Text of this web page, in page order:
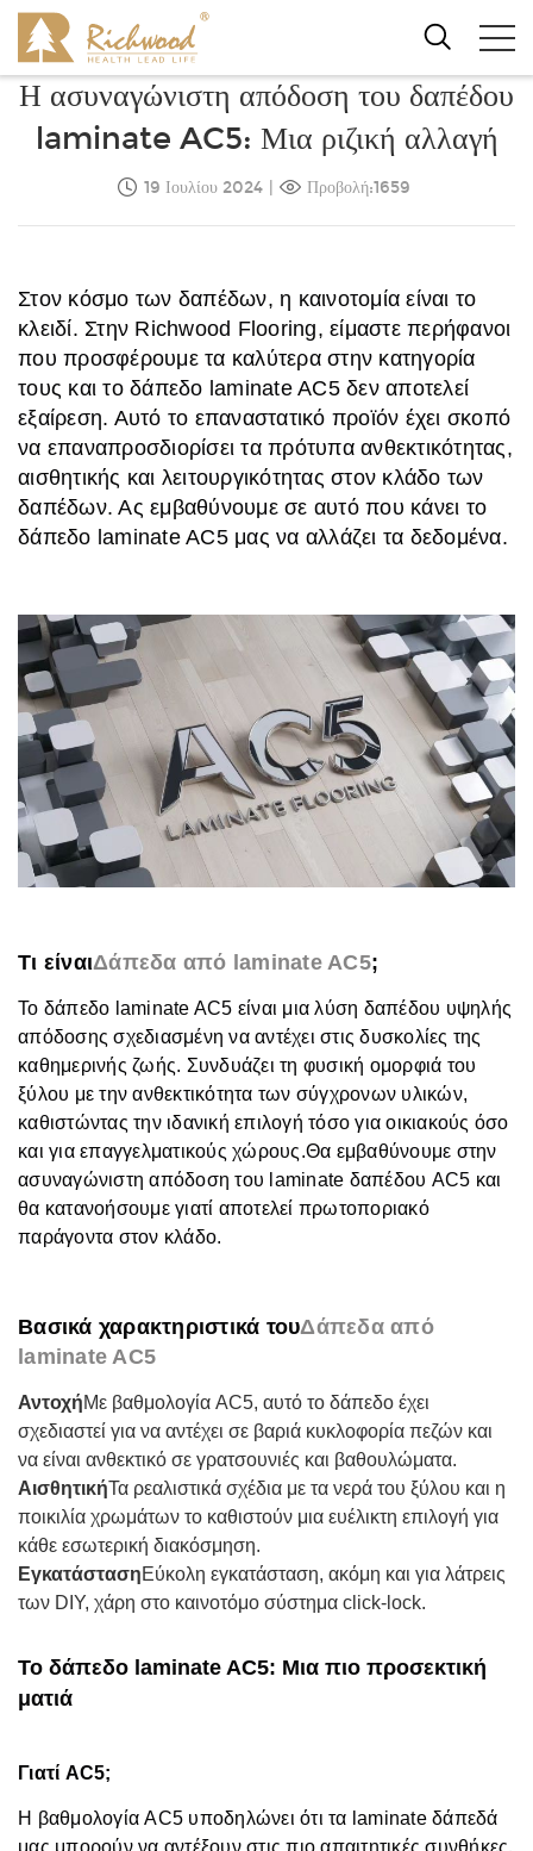
Η ασυναγώνιστη απόδοση του δαπέδου
laminate AC5: Μια ριζική αλλαγή
19 Ιουλίου 2024 Προβολή:1659
Στον κόσμο των δαπέδων, η καινοτομία είναι το
κλειδί. Στην Richwood Flooring, είμαστε περήφανοι
που προσφέρουμε τα καλύτερα στην κατηγορία
τους και το δάπεδο laminate AC5 δεν αποτελεί
εξαίρεση. Αυτό το επαναστατικό προϊόν έχει σκοπό
να επαναπροσδιορίσει τα πρότυπα ανθεκτικότητας,
αισθητικής και λειτουργικότητας στον κλάδο των
δαπέδων. Ας εμβαθύνουμε σε αυτό που κάνει το
δάπεδο laminate AC5 μας να αλλάζει τα δεδομένα.
Τι είναιΔάπεδα από laminate AC5;
Το δάπεδο laminate AC5 είναι μια λύση δαπέδου υψηλής
απόδοσης σχεδιασμένη να αντέχει στις δυσκολίες της
καθημερινής ζωής. Συνδυάζει τη φυσική ομορφιά του
ξύλου με την ανθεκτικότητα των σύγχρονων υλικών,
καθιστώντας την ιδανική επιλογή τόσο για οικιακούς όσο
και για επαγγελματικούς χώρους.Θα εμβαθύνουμε στην
ασυναγώνιστη απόδοση του laminate δαπέδου AC5 και
θα κατανοήσουμε γιατί αποτελεί πρωτοποριακό
παράγοντα στον κλάδο.
Βασικά χαρακτηριστικά τουΔάπεδα από
laminate AC5
ΑντοχήΜε βαθμολογία AC5, αυτό το δάπεδο έχει
σχεδιαστεί για να αντέχει σε βαριά κυκλοφορία πεζών και
να είναι ανθεκτικό σε γρατσουνιές και βαθουλώματα.
ΑισθητικήΤα ρεαλιστικά σχέδια με τα νερά του ξύλου και η
ποικιλία χρωμάτων το καθιστούν μια ευέλικτη επιλογή για
κάθε εσωτερική διακόσμηση.
ΕγκατάστασηΕύκολη εγκατάσταση, ακόμη και για λάτρεις
των DIY, χάρη στο καινοτόμο σύστημα click-lock.
Το δάπεδο laminate AC5: Μια πιο προσεκτική
ματιά
Γιατί AC5;
Η βαθμολογία AC5 υποδηλώνει ότι τα laminate δάπεδά
μας μπορούν να αντέξουν στις πιο απαιτητικές συνθήκες.